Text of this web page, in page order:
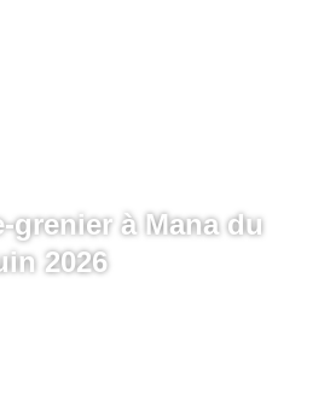
grenier à Mana du
2026